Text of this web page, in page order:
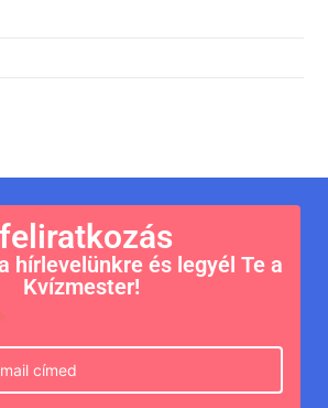
hírlevelünkre és legyél Te a
Kvízmester!